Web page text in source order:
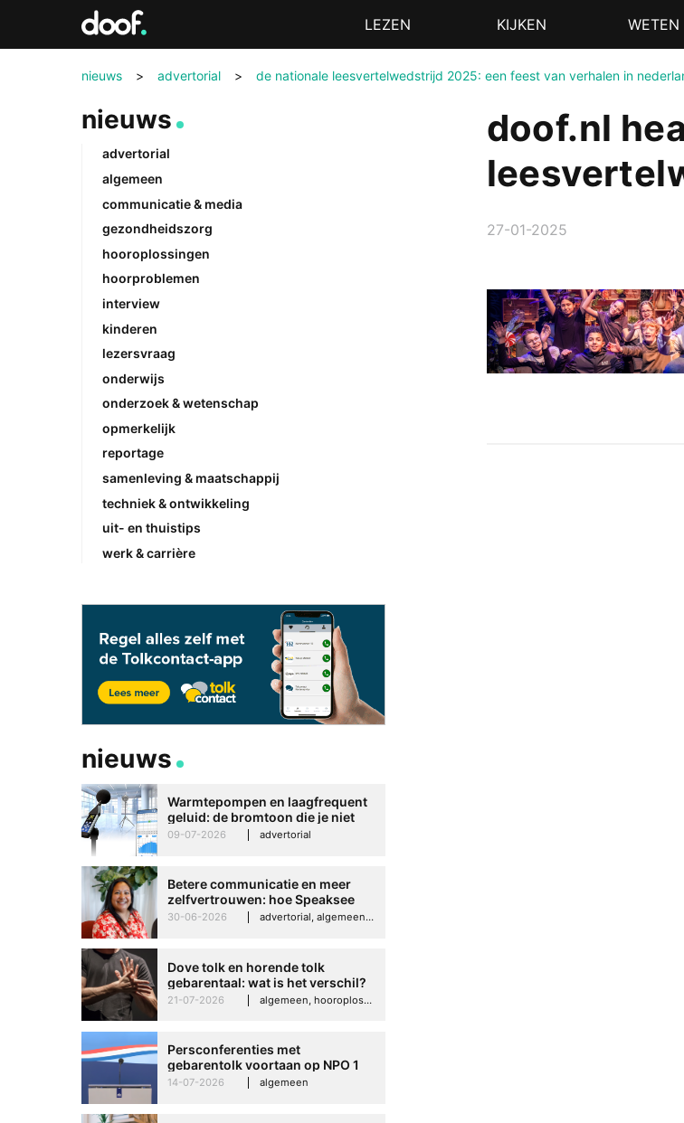
MenuLEZEN KIJKEN WETEN
nieuws > advertorial > de nationale leesvertelwedstrijd 2025: een feest van verhalen in
doof.nl
27-01-2025
nieuws
advertorial
algemeen
communicatie & media
gezondheidszorg
hooroplossingen
hoorproblemen
interview
kinderen
lezersvraag
onderwijs
onderzoek & wetenschap
opmerkelijk
reportage
samenleving & maatschappij
techniek & ontwikkeling
uit- en thuistips
werk & carrière
nieuws
Warmtepompen en laagfrequent
geluid: de bromtoon die je niet
kunt negeren
09-07-2026 advertorial
Betere communicatie en meer
zelfvertrouwen: hoe Speaksee
Imelda helpt om te groeien in
30-06-2026 advertorial, algemeen, hooroplossingen, interview
Dove tolk en horende tolk
gebarentaal: wat is het verschil?
21-07-2026 algemeen, hooroplossingen, hoorproblemen, samenleving & maatschappij
Persconferenties met
gebarentolk voortaan op NPO 1
Extra
14-07-2026 algemeen
Doof.nl